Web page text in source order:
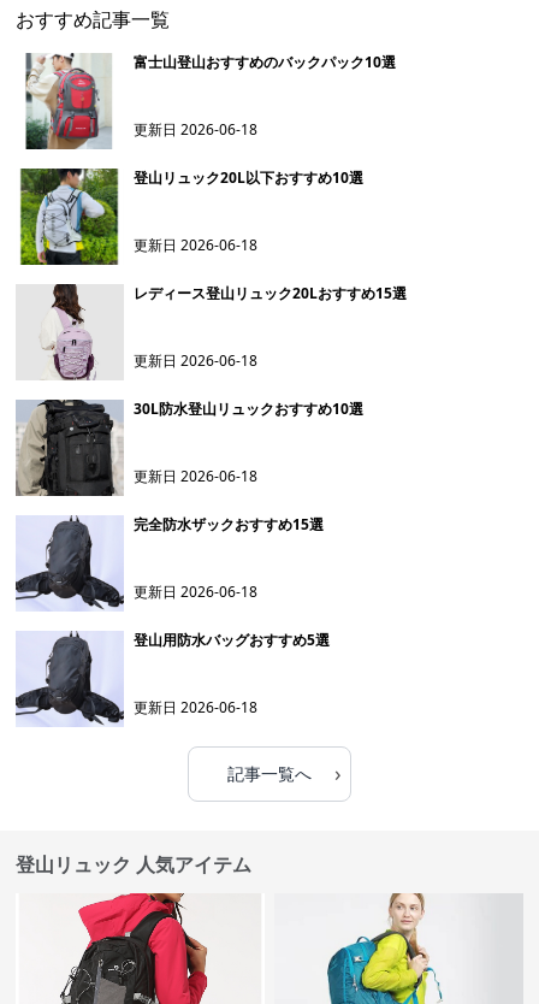
おすすめ記事一覧
富士山登山おすすめのバックパック10選
更新日2026-06-18
登山リュック20L以下おすすめ10選
更新日2026-06-18
レディース登山リュック20Lおすすめ15選
更新日2026-06-18
30L防水登山リュックおすすめ10選
更新日2026-06-18
完全防水ザックおすすめ15選
更新日2026-06-18
登山用防水バッグおすすめ5選
更新日2026-06-18
記事一覧へ ›
登山リュック 人気アイテム